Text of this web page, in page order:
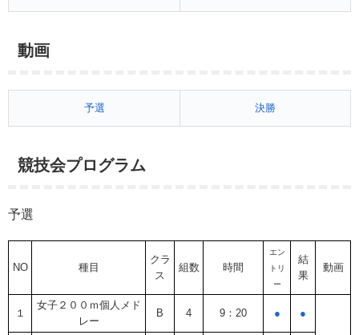
動画
予選 決勝
競技会プログラム
予選
NO 種目
クラ
ス
組数 時間
エン
トリ
ー
結
果
動画
１
女子２００ｍ個人メド
レー
B 4 9：20 ● ●